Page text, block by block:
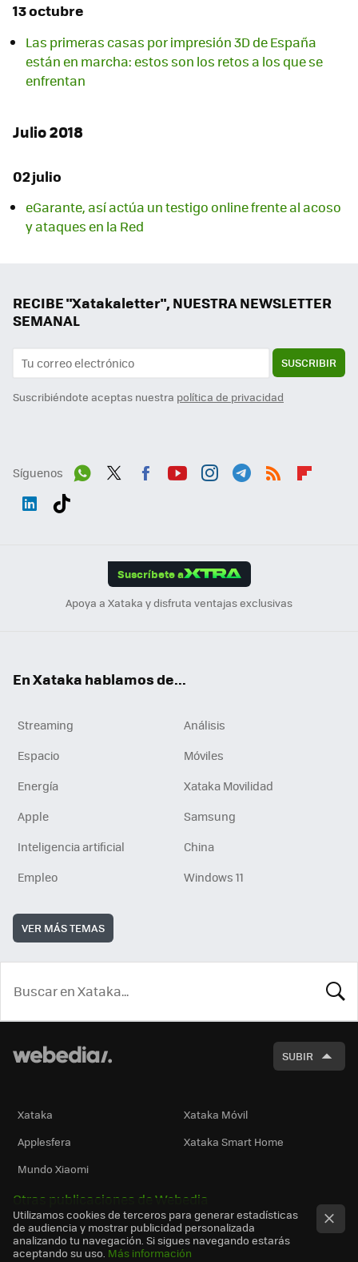
13 octubre
Las primeras casas por impresión 3D de España
están en marcha: estos son los retos a los que se
enfrentan
Julio 2018
02 julio
eGarante, así actúa un testigo online frente al acoso
y ataques en la Red
RECIBE "Xatakaletter", NUESTRA NEWSLETTER
SEMANAL
SUSCRIBIR
Suscribiéndote aceptas nuestra política de privacidad
Síguenos
Suscríbete a
Apoya a Xataka y disfruta ventajas exclusivas
En Xataka hablamos de...
Streaming
Análisis
Espacio
Móviles
Energía
Xataka Movilidad
Apple
Samsung
Inteligencia artificial
China
Empleo
Windows 11
VER MÁS TEMAS
SUBIR
Xataka
Xataka Móvil
Applesfera
Xataka Smart Home
Mundo Xiaomi
Otras publicaciones de Webedia
Utilizamos cookies de terceros para generar estadísticas
de audiencia y mostrar publicidad personalizada
analizando tu navegación. Si sigues navegando estarás
aceptando su uso. Más información